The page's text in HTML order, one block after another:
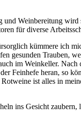
Weinbereitung
für diverse
kümmere ich
gesunden Trauben,
im Weinkeller. Nach
Feinhefe heran, so
ist alles in
ins Gesicht zaubern,